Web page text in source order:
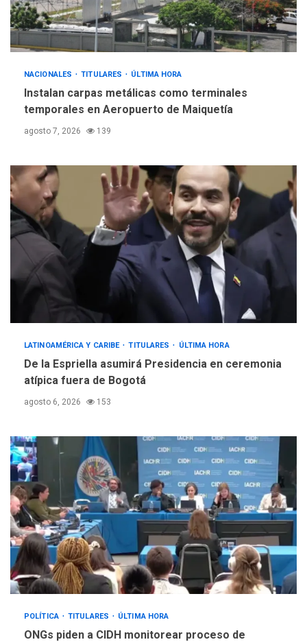
debacle atómica. Japón
debate principios no
nucleares
NACIONALES TITULARES ÚLTIMA HORA
Instalan carpas metálicas como terminales
temporales en Aeropuerto de Maiquetía
agosto 7, 2026 139
LATINOAMÉRICA Y CARIBE TITULARES ÚLTIMA HORA
De la Espriella asumirá Presidencia en ceremonia
atípica fuera de Bogotá
agosto 6, 2026 153
POLÍTICA TITULARES ÚLTIMA HORA
ONGs piden a CIDH monitorear proceso de